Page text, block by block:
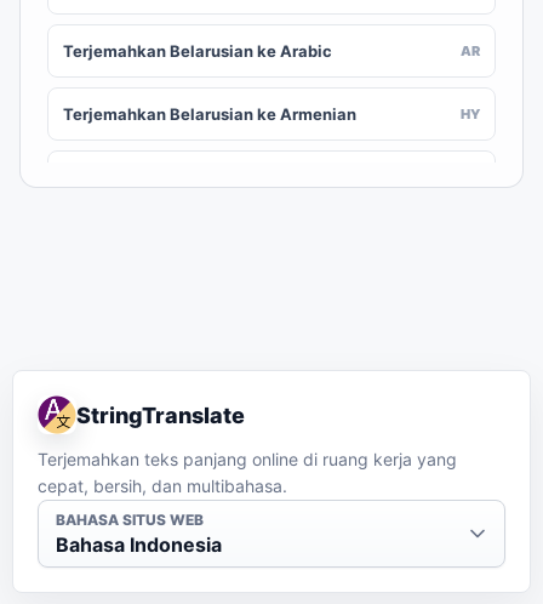
Terjemahkan Belarusian ke Arabic AR
Terjemahkan Belarusian ke Armenian HY
Terjemahkan Belarusian ke Balinese
Terjemahkan Belarusian ke Bambara
Terjemahkan Belarusian ke Bashkir
StringTranslate
Terjemahkan teks panjang online di ruang kerja yang
cepat, bersih, dan multibahasa.
BAHASA SITUS WEB
Bahasa Indonesia